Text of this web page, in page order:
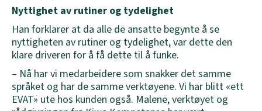
Nyttighet av rutiner og tydelighet
Han forklarer at da alle de ansatte begynte å se
nyttigheten av rutiner og tydelighet, var dette den
klare driveren for å få dette til å funke.
– Nå har vi medarbeidere som snakker det samme
språket og har de samme verktøyene. Vi har blitt «ett
EVAT» ute hos kunden også. Malene, verktøyet og